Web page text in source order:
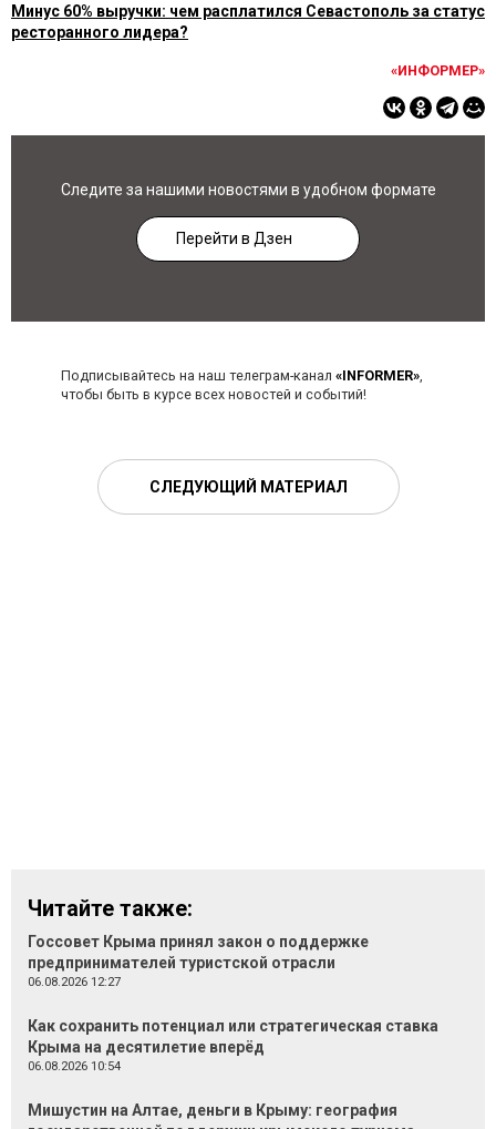
Минус 60% выручки: чем расплатился Севастополь за статус
ресторанного лидера?
«ИНФОРМЕР»
Следите за нашими новостями в удобном формате
Перейти в Дзен
Подписывайтесь на наш телеграм-канал «INFORMER»
чтобы быть в курсе всех новостей и событий!
СЛЕДУЮЩИЙ МАТЕРИАЛ
Читайте также:
Госсовет Крыма принял закон о поддержке
предпринимателей туристской отрасли
06.08.2026 12:27
Как сохранить потенциал или стратегическая ставка
Крыма на десятилетие вперёд
06.08.2026 10:54
Мишустин на Алтае, деньги в Крыму: география